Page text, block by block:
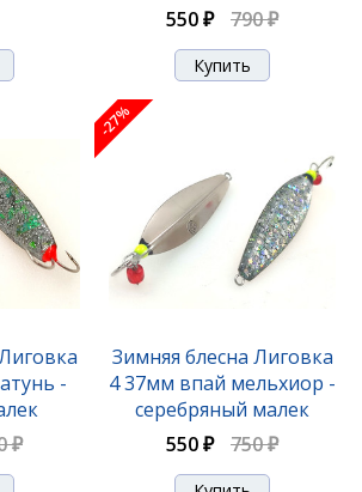
550 ₽
790 ₽
-
₽
-27%
Зимняя блесна Лиговка
4 37мм впай мельхиор -
серебряный малек
550 ₽
750 ₽